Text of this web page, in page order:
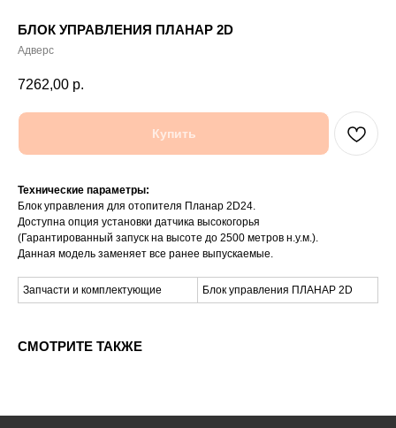
БЛОК УПРАВЛЕНИЯ ПЛАНАР 2D
Адверс
7262,00 р.
Купить
Технические параметры:
Блок управления для отопителя Планар 2D24.
Доступна опция установки датчика высокогорья
(Гарантированный запуск на высоте до 2500 метров н.у.м.).
Данная модель заменяет все ранее выпускаемые.
Запчасти и комплектующие Блок управления ПЛАНАР 2D
СМОТРИТЕ ТАКЖЕ